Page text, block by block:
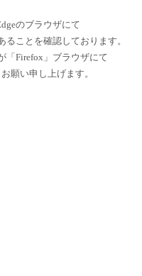
のブラウザにて
ことを確認しております。
「Firefox」ブラウザにて
願い申し上げます。